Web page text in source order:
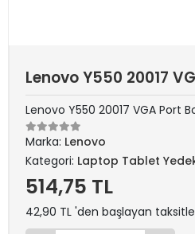
Lenovo Y550 20017
Lenovo Y550 20017 VGA Port
Marka: Lenovo
Kategori: Laptop Tablet
514,75 TL
42,90 TL 'den başlayan